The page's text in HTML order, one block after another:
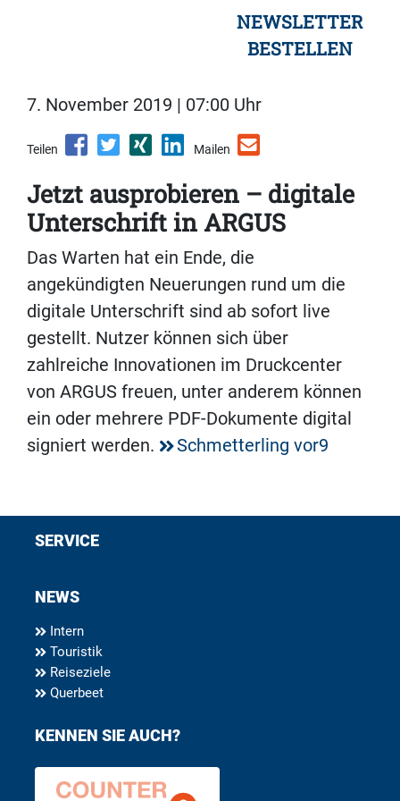
NEWSLETTER
BESTELLEN
7. November 2019 | 07:00 Uhr
Teilen Mailen
Jetzt ausprobieren – digitale
Unterschrift in ARGUS
Das Warten hat ein Ende, die
angekündigten Neuerungen rund um die
digitale Unterschrift sind ab sofort live
gestellt. Nutzer können sich über
zahlreiche Innovationen im Druckcenter
von ARGUS freuen, unter anderem können
ein oder mehrere PDF-Dokumente digital
signiert werden.
Schmetterling vor9
SERVICE
NEWS
Intern
Touristik
Reiseziele
Querbeet
KENNEN SIE AUCH?